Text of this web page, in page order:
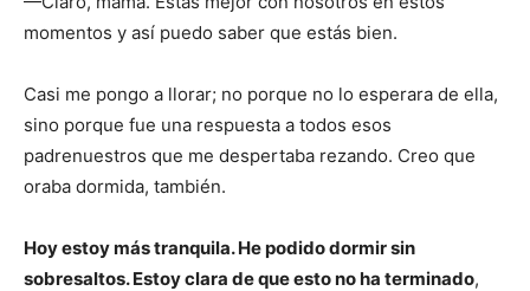
momentos y así puedo saber que estás bien.
Casi me pongo a llorar; no porque no lo esperara de ella,
sino porque fue una respuesta a todos esos
padrenuestros que me despertaba rezando. Creo que
oraba dormida, también.
Hoy estoy más tranquila. He podido dormir sin
sobresaltos. Estoy clara de que esto no ha terminado,